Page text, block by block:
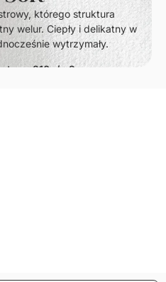
bawełna satynowa. Cechuje się
zwartą fakturą oraz
lekkością.
Gramatura: 140g/m2